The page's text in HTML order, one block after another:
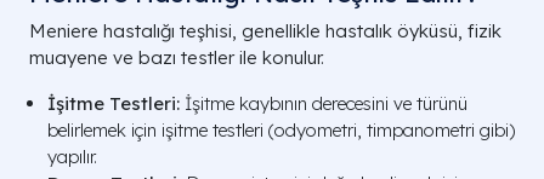
Meniere hastalığı teşhisi, genellikle hastalık öyküsü, fizik
muayene ve bazı testler ile konulur.
İşitme Testleri: İşitme kaybının derecesini ve türünü
belirlemek için işitme testleri (odyometri, timpanometri gibi)
yapılır.